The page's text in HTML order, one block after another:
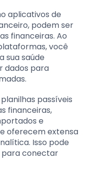
aplicativos de
podem ser
financeiras. Ao
você
sua saúde
dados para
passíveis
financeiras,
e
oferecem extensa
Isso pode
para conectar